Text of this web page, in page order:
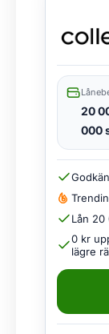
20
000
Lån
0 kr
lägre